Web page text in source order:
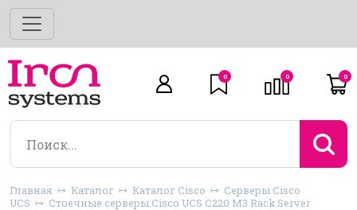
0 0 0
Главная Каталог Каталог Cisco
Серверы Cisco
UCS
Стоечные серверы Cisco UCS C220 M3 Rack Server